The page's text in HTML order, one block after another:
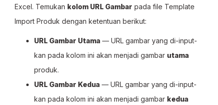
Excel. Temukan kolom URL Gambar pada file Template
Import Produk dengan ketentuan berikut:
URL Gambar Utama — URL gambar yang di-input-
kan pada kolom ini akan menjadi gambar utama
produk.
URL Gambar Kedua — URL gambar yang di-input-
kan pada kolom ini akan menjadi gambar kedua